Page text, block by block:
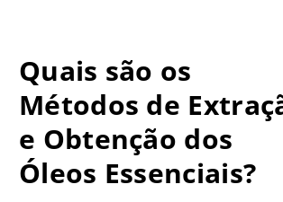
Quais são os
Métodos de
e Obtenção dos
Óleos Essenciais?